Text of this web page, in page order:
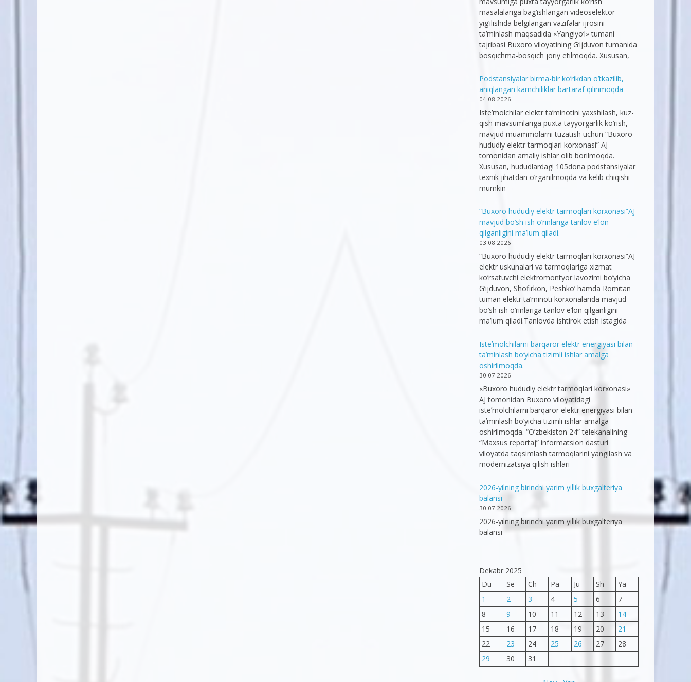
masalalariga bag‘ishlangan videoselektor
yig‘ilishida belgilangan vazifalar ijrosini
ta’minlash maqsadida «Yangiyo‘l» tumani
tajribasi Buxoro viloyatining G‘ijduvon tumanida
bosqichma-bosqich joriy etilmoqda. Xususan,
Podstansiyalar birma-bir ko’rikdan o’tkazilib,
aniqlangan kamchiliklar bartaraf qilinmoqda
04.08.2026
Iste’molchilar elektr ta’minotini yaxshilash, kuz-
qish mavsumlariga puxta tayyorgarlik ko‘rish,
mavjud muammolarni tuzatish uchun “Buxoro
hududiy elektr tarmoqlari korxonasi” AJ
tomonidan amaliy ishlar olib borilmoqda.
Xususan, hududlardagi 105dona podstansiyalar
texnik jihatdan o’rganilmoqda va kelib chiqishi
mumkin
“Buxoro hududiy elektr tarmoqlari korxonasi”AJ
mavjud bo’sh ish o’rinlariga tanlov e’lon
qilganligini ma’lum qiladi.
03.08.2026
“Buxoro hududiy elektr tarmoqlari korxonasi”AJ
elektr uskunalari va tarmoqlariga xizmat
ko’rsatuvchi elektromontyor lavozimi bo’yicha
G’ijduvon, Shofirkon, Peshko’ hamda Romitan
tuman elektr ta’minoti korxonalarida mavjud
bo’sh ish o’rinlariga tanlov e’lon qilganligini
ma’lum qiladi.Tanlovda ishtirok etish istagida
Isteʼmolchilarni barqaror elektr energiyasi bilan
taʼminlash bo‘yicha tizimli ishlar amalga
oshirilmoqda.
30.07.2026
«Buxoro hududiy elektr tarmoqlari korxonasi»
AJ tomonidan Buxoro viloyatidagi
isteʼmolchilarni barqaror elektr energiyasi bilan
taʼminlash bo‘yicha tizimli ishlar amalga
oshirilmoqda. “O’zbekiston 24” telekanalining
“Maxsus reportaj” informatsion dasturi
viloyatda taqsimlash tarmoqlarini yangilash va
modernizatsiya qilish ishlari
2026-yilning birinchi yarim yillik buxgalteriya
balansi
30.07.2026
2026-yilning birinchi yarim yillik buxgalteriya
balansi
Dekabr 2025
Du
Se Ch Pa Ju Sh
Ya
1
2 3 4 5 6
7
8
9 10 11 12 13
14
15
16 17 18 19 20
21
22
23 24 25 26 27
28
29
30 31